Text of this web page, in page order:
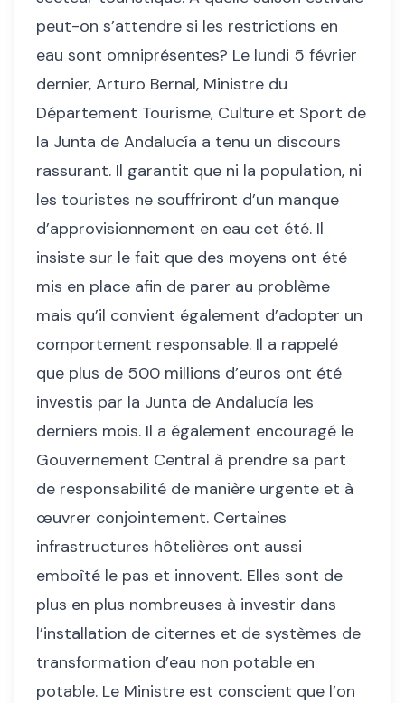
peut-on s’attendre si les restrictions en
eau sont omniprésentes? Le lundi 5 février
dernier, Arturo Bernal, Ministre du
Département Tourisme, Culture et Sport de
la Junta de Andalucía a tenu un discours
rassurant. Il garantit que ni la population, ni
les touristes ne souffriront d’un manque
d’approvisionnement en eau cet été. Il
insiste sur le fait que des moyens ont été
mis en place afin de parer au problème
mais qu’il convient également d’adopter un
comportement responsable. Il a rappelé
que plus de 500 millions d’euros ont été
investis par la Junta de Andalucía les
derniers mois. Il a également encouragé le
Gouvernement Central à prendre sa part
de responsabilité de manière urgente et à
œuvrer conjointement. Certaines
infrastructures hôtelières ont aussi
emboîté le pas et innovent. Elles sont de
plus en plus nombreuses à investir dans
l’installation de citernes et de systèmes de
transformation d’eau non potable en
potable. Le Ministre est conscient que l’on